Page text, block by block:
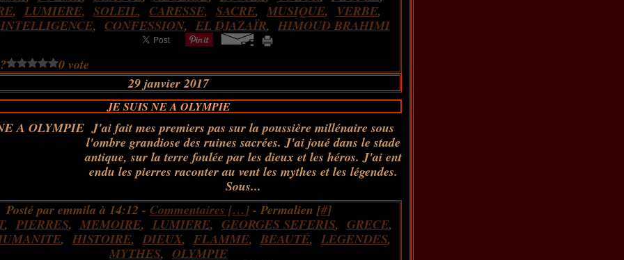
, LUMIERE, SOLEIL, CARESSE, SACRE, MUSIQUE, VERBE,
INTELLIGENCE, CONFESSION, EL DJAZAÏR, HIMOUD BRAHIMI
0 vote
29 janvier 2017
JE SUIS NE A OLYMPIE
J'ai fait mes premiers pas sur la poussière millénaire sous
l'ombre grandiose des ruines sacrées. J'ai joué dans le stade
antique, sur la terre foulée par les dieux et les héros. J'ai ent
endu les pierres raconter au vent les mythes et les légendes.
Sous...
Posté par emmila à 14:12 - Commentaires […]- Permalien [#]
, PIERRES, MEMOIRE, LUMIERE, GEORGES SEFERIS, GRECE,
, HISTOIRE,DIEUX, FLAMME, BEAUTÉ, LEGENDES,
MYTHES, OLYMPIE